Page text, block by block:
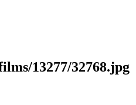
13277/32768.jpg